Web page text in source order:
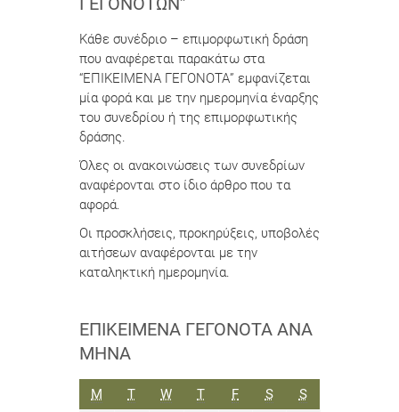
Κάθε συνέδριο – επιμορφωτική δράση
που αναφέρεται παρακάτω στα
“ΕΠΙΚΕΙΜΕΝΑ ΓΕΓΟΝΟΤΑ” εμφανίζεται
μία φορά και με την ημερομηνία έναρξης
του συνεδρίου ή της επιμορφωτικής
δράσης.
Όλες οι ανακοινώσεις των συνεδρίων
αναφέρονται στο ίδιο άρθρο που τα
αφορά.
Οι προσκλήσεις, προκηρύξεις, υποβολές
αιτήσεων αναφέρονται με την
καταληκτική ημερομηνία.
ΕΠΙΚΕΊΜΕΝΑ ΓΕΓΟΝΌΤΑ ΑΝΆ
ΜΉΝΑ
M ΔΕΥΤΈΡΑ
TΤΡΊΤΗ
WΤΕΤΆΡΤΗ
TΠΈΜΠΤΗ
FΠΑΡΑΣΚΕΥΉ
SΣΆΒΒΑΤΟ
SΚΥΡΙΑΚΉ